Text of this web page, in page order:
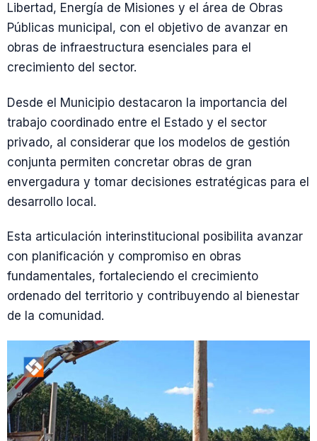
Libertad, Energía de Misiones y el área de Obras
Públicas municipal, con el objetivo de avanzar en
obras de infraestructura esenciales para el
crecimiento del sector.
Desde el Municipio destacaron la importancia del
trabajo coordinado entre el Estado y el sector
privado, al considerar que los modelos de gestión
conjunta permiten concretar obras de gran
envergadura y tomar decisiones estratégicas para el
desarrollo local.
Esta articulación interinstitucional posibilita avanzar
con planificación y compromiso en obras
fundamentales, fortaleciendo el crecimiento
ordenado del territorio y contribuyendo al bienestar
de la comunidad.